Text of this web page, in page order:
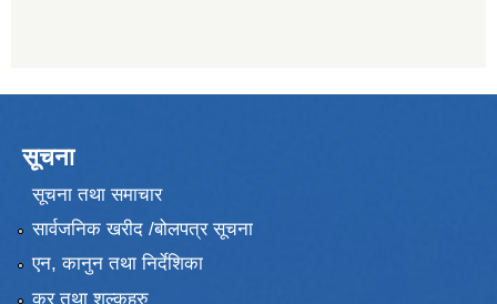
सूचना
सूचना तथा समाचार
सार्वजनिक खरीद /बोलपत्र सूचना
एन, कानुन तथा निर्देशिका
कर तथा शुल्कहरु